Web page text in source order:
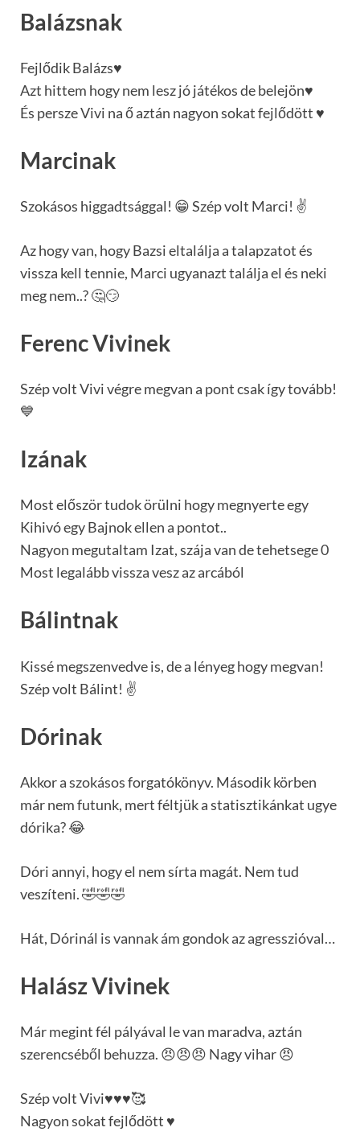
Balázsnak
Fejlődik Balázs♥️
Azt hittem hogy nem lesz jó játékos de belejön♥️
És persze Vivi na ő aztán nagyon sokat fejlődött ♥️
Marcinak
Szokásos higgadtsággal! 😁 Szép volt Marci! ✌
Az hogy van, hogy Bazsi eltalálja a talapzatot és
vissza kell tennie, Marci ugyanazt találja el és neki
meg nem..? 🤔😏
Ferenc Vivinek
Szép volt Vivi végre megvan a pont csak így tovább!
💙
Izának
Most először tudok örülni hogy megnyerte egy
Kihivó egy Bajnok ellen a pontot..
Nagyon megutaltam Izat, szája van de tehetsege 0
Most legalább vissza vesz az arcából
Bálintnak
Kissé megszenvedve is, de a lényeg hogy megvan!
Szép volt Bálint! ✌
Dórinak
Akkor a szokásos forgatókönyv. Második körben
már nem futunk, mert féltjük a statisztikánkat ugye
dórika? 😂
Dóri annyi, hogy el nem sírta magát. Nem tud
veszíteni. 🤣🤣🤣
Hát, Dórinál is vannak ám gondok az agresszióval…
Halász Vivinek
Már megint fél pályával le van maradva, aztán
szerencséből behuzza. 😠😠😠 Nagy vihar 😠
Szép volt Vivi♥️♥️♥️🥰
Nagyon sokat fejlődött ♥️